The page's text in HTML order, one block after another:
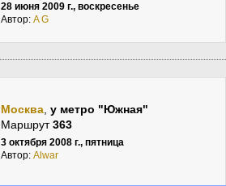
28 июня 2009 г., воскресенье
Автор: A G
Москва, у метро "Южная"
Маршрут363
3 октября 2008 г., пятница
Автор: Alwar